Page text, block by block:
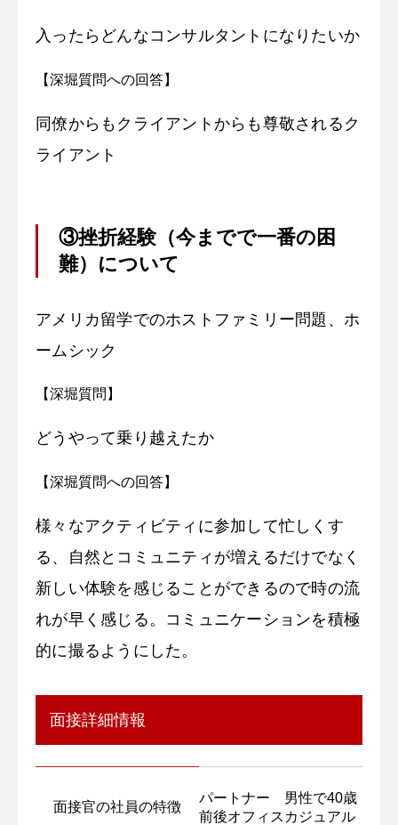
入ったらどんなコンサルタントになりたいか
【深堀質問への回答】
同僚からもクライアントからも尊敬されるク
ライアント
③挫折経験（今までで一番の困
難）について
アメリカ留学でのホストファミリー問題、ホ
ームシック
【深堀質問】
どうやって乗り越えたか
【深堀質問への回答】
様々なアクティビティに参加して忙しくす
る、自然とコミュニティが増えるだけでなく
新しい体験を感じることができるので時の流
れが早く感じる。コミュニケーションを積極
的に撮るようにした。
面接詳細情報
面接官の社員の特徴
パートナー 男性で40歳
前後オフィスカジュアル